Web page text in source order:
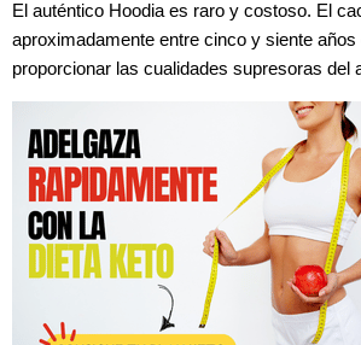
El auténtico Hoodia es raro y costoso. El
aproximadamente entre cinco y siente
proporcionar las cualidades supresoras del